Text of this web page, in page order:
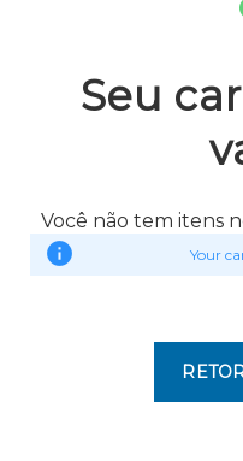
Seu
Você não tem itens
Your